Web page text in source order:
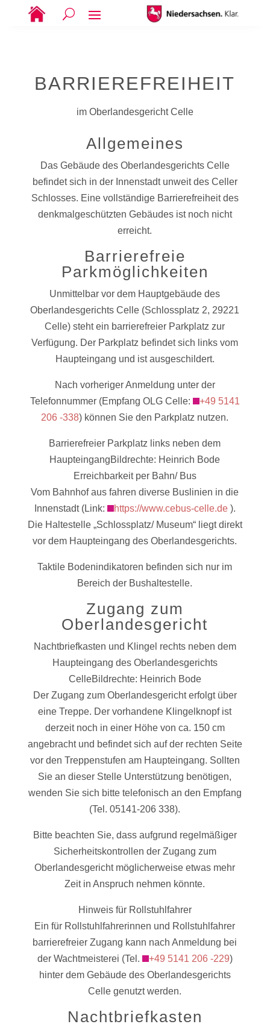
BARRIEREFREIHEIT
im Oberlandesgericht Celle
Allgemeines
Das Gebäude des Oberlandesgerichts Celle
befindet sich in der Innenstadt unweit des Celler
Schlosses. Eine vollständige Barrierefreiheit des
denkmalgeschützten Gebäudes ist noch nicht
erreicht.
Barrierefreie
Parkmöglichkeiten
Unmittelbar vor dem Hauptgebäude des
Oberlandesgerichts Celle (Schlossplatz 2, 29221
Celle) steht ein barrierefreier Parkplatz zur
Verfügung. Der Parkplatz befindet sich links vom
Haupteingang und ist ausgeschildert.
Nach vorheriger Anmeldung unter der
Telefonnummer (Empfang OLG Celle:
+49 5141
206 -338) können Sie den Parkplatz nutzen.
Barrierefreier Parkplatz links neben dem
HaupteingangBildrechte: Heinrich Bode
Erreichbarkeit per Bahn/ Bus
Vom Bahnhof aus fahren diverse Buslinien in die
Innenstadt (Link:
https://www.cebus-celle.de ).
Die Haltestelle „Schlossplatz/ Museum“ liegt direkt
vor dem Haupteingang des Oberlandesgerichts.
Taktile Bodenindikatoren befinden sich nur im
Bereich der Bushaltestelle.
Zugang zum
Oberlandesgericht
Nachtbriefkasten und Klingel rechts neben dem
Haupteingang des Oberlandesgerichts
CelleBildrechte: Heinrich Bode
Der Zugang zum Oberlandesgericht erfolgt über
eine Treppe. Der vorhandene Klingelknopf ist
derzeit noch in einer Höhe von ca. 150 cm
angebracht und befindet sich auf der rechten Seite
vor den Treppenstufen am Haupteingang. Sollten
Sie an dieser Stelle Unterstützung benötigen,
wenden Sie sich bitte telefonisch an den Empfang
(Tel. 05141-206 338).
Bitte beachten Sie, dass aufgrund regelmäßiger
Sicherheitskontrollen der Zugang zum
Oberlandesgericht möglicherweise etwas mehr
Zeit in Anspruch nehmen könnte.
Hinweis für Rollstuhlfahrer
Ein für Rollstuhlfahrerinnen und Rollstuhlfahrer
barrierefreier Zugang kann nach Anmeldung bei
der Wachtmeisterei (Tel.
+49 5141 206 -229)
hinter dem Gebäude des Oberlandesgerichts
Celle genutzt werden.
Nachtbriefkasten